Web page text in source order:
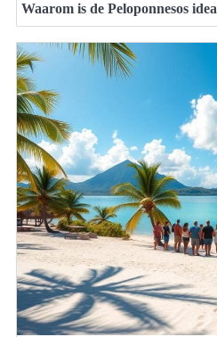
Waarom is de Peloponnesos